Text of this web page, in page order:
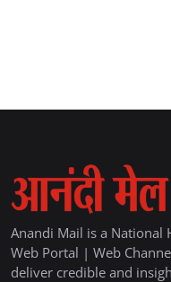
Anandi Mail is a National
Web Portal | Web
deliver credible and